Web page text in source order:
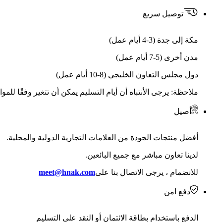
توصيل سريع
مكة إلى جدة (3-4 أيام عمل)
مدن أخرى (5-7 أيام عمل)
دول مجلس التعاون الخليجي (8-10 أيام عمل)
ملاحظة: يرجى الأنتباه أن أيام التسليم يمكن أن تتغير وفقًا
أصيل
أفضل منتجات الجودة من العلامات التجارية الدولية والمحلية.
لدينا تعاون مباشر مع جميع البائعين.
للانضمام ، يرجى الاتصال بنا علىmeet@hnak.com
دفع امن
الدفع باستخدام بطاقة الائتمان أو النقد على التسليم